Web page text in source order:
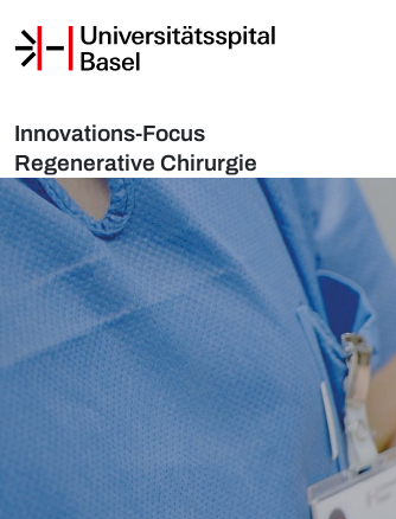
Innovations-Focus
Regenerative Chirurgie